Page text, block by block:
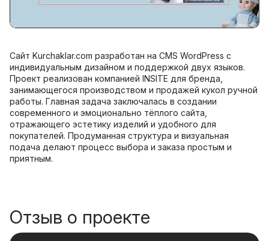
Сайт Kurchaklar.com разработан на CMS WordPress с
индивидуальным дизайном и поддержкой двух языков.
Проект реализован компанией INSITE для бренда,
занимающегося производством и продажей кукол ручной
работы. Главная задача заключалась в создании
современного и эмоционально тёплого сайта,
отражающего эстетику изделий и удобного для
покупателей. Продуманная структура и визуальная
подача делают процесс выбора и заказа простым и
приятным.
Отзыв о проекте